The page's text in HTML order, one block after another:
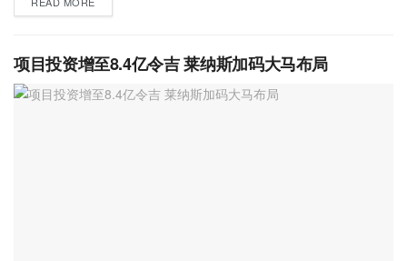
项目投资增至8.4亿令吉 莱纳斯加码大马布局